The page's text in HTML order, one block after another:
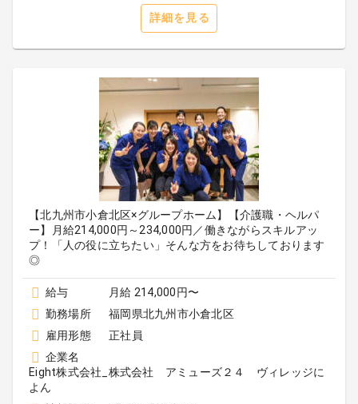
詳細を見る
【北九州市小倉北区×グループホーム】【介護職・ヘルパ
ー】月給214,000円～234,000円／働きながらスキルアッ
プ！「人の役に立ちたい」そんな方をお待ちしております
◎
給与
月給 214,000円〜
勤務場所
福岡県北九州市小倉北区
雇用形態
正社員
企業名
Eight株式会社_株式会社 アミューズ２４ ヴィレッジに
よん